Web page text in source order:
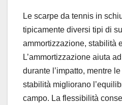
Le scarpe da tennis in
tipicamente diversi tipi di
ammortizzazione, stabilità
L’ammortizzazione aiuta
durante l’impatto, mentre
stabilità migliorano
campo. La flessibilità